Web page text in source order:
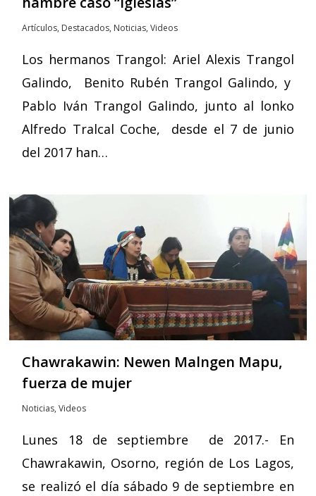
Artículos, Destacados, Noticias,Videos
Los hermanos Trangol: Ariel Alexis Trangol
Galindo, Benito Rubén Trangol Galindo, y
Pablo Iván Trangol Galindo, junto al lonko
Alfredo Tralcal Coche, desde el 7 de junio
del 2017 han…
Chawrakawin: Newen Malngen Mapu,
fuerza de mujer
Noticias,Videos
Lunes 18 de septiembre de 2017.- En
Chawrakawin, Osorno, región de Los Lagos,
se realizó el día sábado 9 de septiembre en